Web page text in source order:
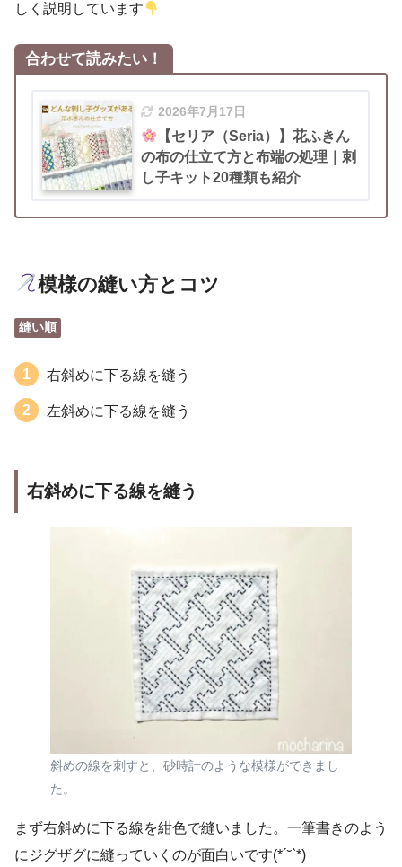
しく説明しています
合わせて読みたい！
2026年7月17日
【セリア（Seria）】花ふきん
の布の仕立て方と布端の処理｜刺
し子キット20種類も紹介
模様の縫い方とコツ
縫い順
右斜めに下る線を縫う
左斜めに下る線を縫う
右斜めに下る線を縫う
斜めの線を刺すと、砂時計のような模様ができまし
た。
まず右斜めに下る線を紺色で縫いました。一筆書きのよう
にジグザグに縫っていくのが面白いです(*´˘`*)